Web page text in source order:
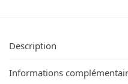
Description
Informations